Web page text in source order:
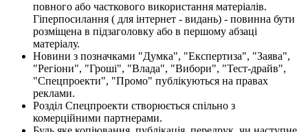
повного або часткового використання матеріалів.
Гіперпосилання ( для інтернет - видань) - повинна бути
розміщена в підзаголовку або в першому абзаці
матеріалу.
Новини з позначками "Думка", "Експертиза", "Заява",
"Регіони", "Гроші", "Влада", "Вибори", "Тест-драйв",
"Спецпроекти", "Промо" публікуються на правах
реклами.
Розділ Спецпроекти створюється спільно з
комерційними партнерами.